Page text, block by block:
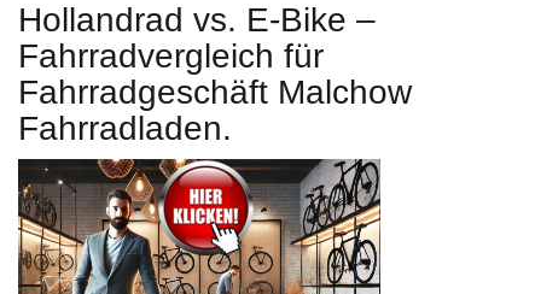
Hollandrad vs. E-Bike –
Fahrradvergleich für
Fahrradgeschäft Malchow
Fahrradladen.